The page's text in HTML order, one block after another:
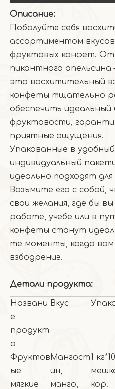
Описание:
Побалуйте себя
ассортиментом вкусов
фруктовых конфет. От
пикантного
это восхитительный
конфеты тщательно
обеспечить идеальный
фруктовости,
приятные ощущения.
Упакованные в
индивидуальный
идеально подходят для
Возьмите его с собой,
свои желания, где бы
работе, учебе или в
конфеты станут
те моменты, когда вам
взбодрение.
Детали продукта:
Названи
е
продукт
а
Вкус
Фруктов
ые
мягкие
Мангост
ин,
манго,
1 кг*10
кор.